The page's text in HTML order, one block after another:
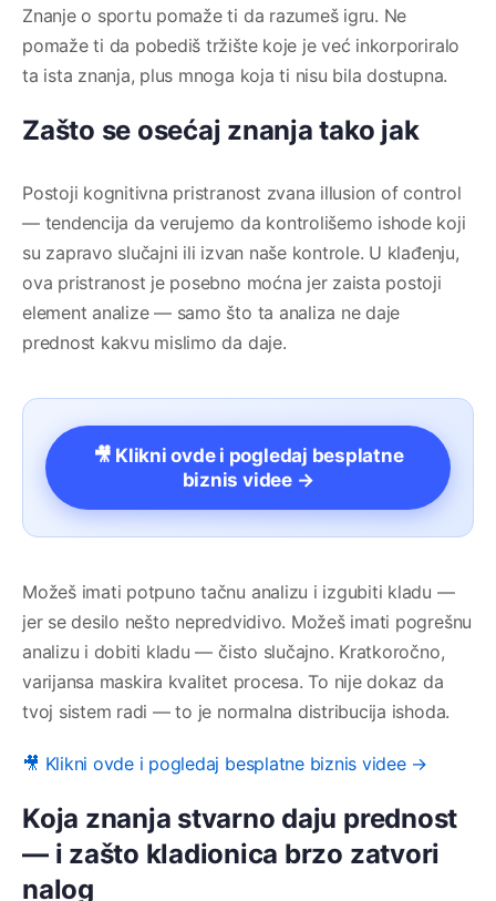
Znanje o sportu pomaže ti da razumeš igru. Ne
pomaže ti da pobediš tržište koje je već inkorporiralo
ta ista znanja, plus mnoga koja ti nisu bila dostupna.
Zašto se osećaj znanja tako jak
Postoji kognitivna pristranost zvana illusion of control
— tendencija da verujemo da kontrolišemo ishode koji
su zapravo slučajni ili izvan naše kontrole. U klađenju,
ova pristranost je posebno moćna jer zaista postoji
element analize — samo što ta analiza ne daje
prednost kakvu mislimo da daje.
🎥 Klikni ovde i pogledaj besplatne
biznis videe →
Možeš imati potpuno tačnu analizu i izgubiti kladu —
jer se desilo nešto nepredvidivo. Možeš imati pogrešnu
analizu i dobiti kladu — čisto slučajno. Kratkoročno,
varijansa maskira kvalitet procesa. To nije dokaz da
tvoj sistem radi — to je normalna distribucija ishoda.
🎥 Klikni ovde i pogledaj besplatne biznis videe →
Koja znanja stvarno daju prednost
— i zašto kladionica brzo zatvori
nalog